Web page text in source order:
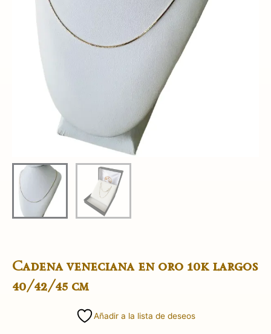
Cadena veneciana en oro 10k largos
40/42/45 cm
Añadir a la lista de deseos